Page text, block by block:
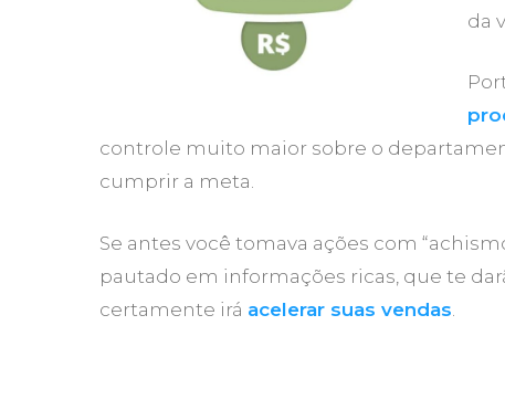
da
controle muito maior sobre o
cumprir a meta.
Se antes você tomava ações com
pautado em informações ricas, que te
certamente irá acelerar suas vendas